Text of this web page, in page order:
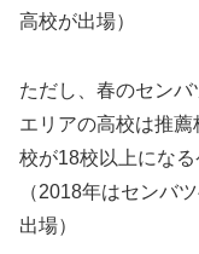
高校が出場）
ただし、春のセン
エリアの高校は推
校が18校以上になる
（2018年はセンバ
出場）